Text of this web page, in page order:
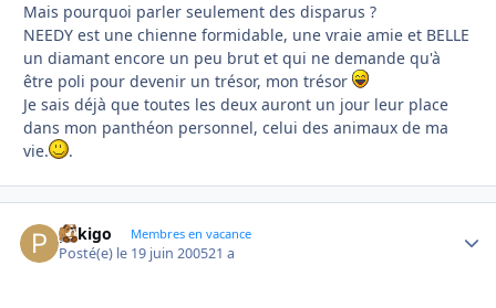
Mais pourquoi parler seulement des disparus ?
NEEDY est une chienne formidable, une vraie amie et BELLE
un diamant encore un peu brut et qui ne demande qu'à
être poli pour devenir un trésor, mon trésor
Je sais déjà que toutes les deux auront un jour leur place
dans mon panthéon personnel, celui des animaux de ma
vie.
.
pekigo Membres en vacance
Posté(e) le 19 juin 200521 a